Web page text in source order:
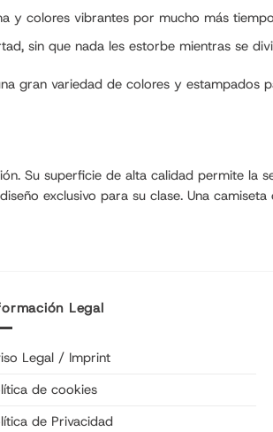
y colores vibrantes por mucho más
sin que nada les estorbe mientras se
gran variedad de colores y estampados
Su superficie de alta calidad permite la
exclusivo para su clase. Una
Legal
Legal / Imprint
de cookies
de Privacidad